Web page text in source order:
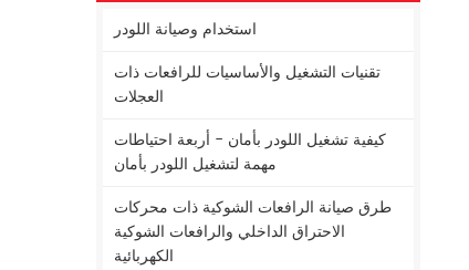
استخدام وصيانة اللودر
تقنيات التشغيل والأساسيات للرافعات ذات
العجلات
كيفية تشغيل اللودر بأمان - أربعة احتياطات
مهمة لتشغيل اللودر بأمان
طرق صيانة الرافعات الشوكية ذات محركات
الاحتراق الداخلي والرافعات الشوكية
الكهربائية